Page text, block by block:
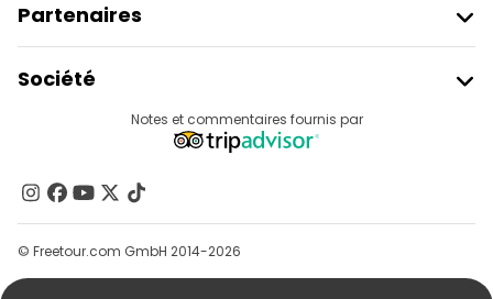
Partenaires
Connexion Du Fournisseur
Programme D’affiliation
Société
Contactez-Nous
Groupes
Aide
Notes et commentaires fournis par
© Freetour.com GmbH 2014-2026